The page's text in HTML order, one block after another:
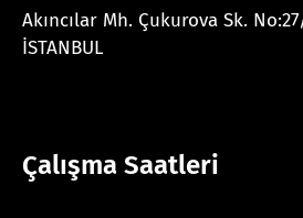
Akıncılar Mh. Çukurova Sk.
İSTANBUL
Çalışma Saatleri